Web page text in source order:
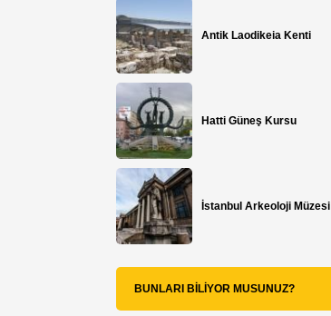
Antik Laodikeia Kenti
Hatti Güneş Kursu
İstanbul Arkeoloji Müzesi
BUNLARI BILIYOR MUSUNUZ?